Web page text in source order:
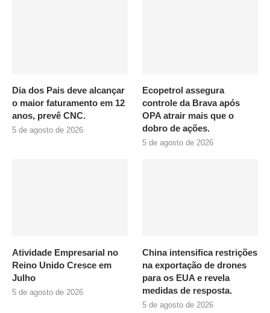
Dia dos Pais deve alcançar
o maior faturamento em 12
anos, prevê CNC.
5 de agosto de 2026
Ecopetrol assegura
controle da Brava após
OPA atrair mais que o
dobro de ações.
5 de agosto de 2026
Atividade Empresarial no
Reino Unido Cresce em
Julho
5 de agosto de 2026
China intensifica restrições
na exportação de drones
para os EUA e revela
medidas de resposta.
5 de agosto de 2026